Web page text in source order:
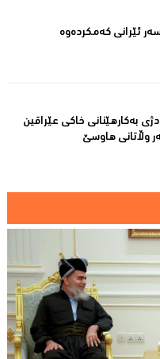
ئێرانی كه‌مكرده‌وه‌
بەکارهێنانى خاکی عێراقین
وڵاتانی هاوسێ